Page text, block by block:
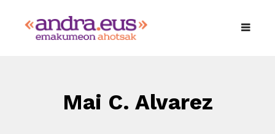
Mai C. Alvarez